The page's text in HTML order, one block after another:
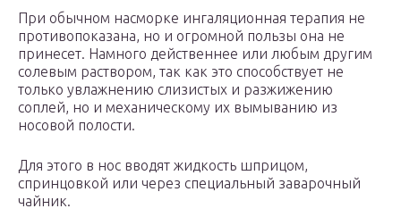
При обычном насморке ингаляционная терапия не
противопоказана, но и огромной пользы она не
принесет. Намного действеннее или любым другим
солевым раствором, так как это способствует не
только увлажнению слизистых и разжижению
соплей, но и механическому их вымыванию из
носовой полости.
Для этого в нос вводят жидкость шприцом,
спринцовкой или через специальный заварочный
чайник.